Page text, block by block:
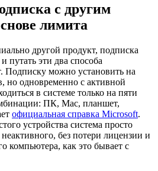
с другим
лимита
другой продукт, подписка
путать эти два способа
Подписку можно установить на
но одновременно с активной
в системе только на пяти
ПК, Mac, планшет,
официальная справка Microsoft.
устройства система просто
без потери лицензии и
компьютера, как это бывает с